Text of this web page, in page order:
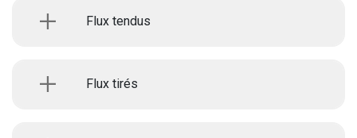
Flux tendus
Flux tirés